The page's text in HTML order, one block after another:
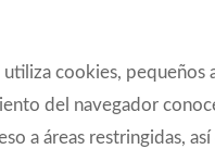
cookies,
del navegador
a áreas restringidas,